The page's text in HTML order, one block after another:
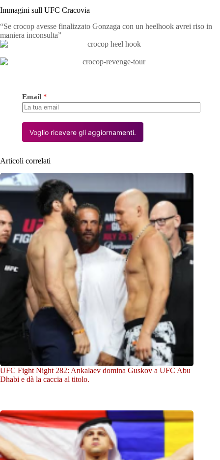
Immagini sull UFC Cracovia
“Se crocop avesse finalizzato Gonzaga con un heelhook avrei riso in
maniera inconsulta”
Email *
Voglio ricevere gli aggiornamenti.
Articoli correlati
UFC Fight Night 282: Ankalaev domina Guskov a UFC Abu
Dhabi e dà la caccia al titolo.